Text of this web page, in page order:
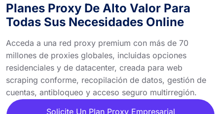
Planes Proxy De Alto Valor Para
Todas Sus Necesidades Online
Acceda a una red proxy premium con más de 70
millones de proxies globales, incluidas opciones
residenciales y de datacenter, creada para web
scraping conforme, recopilación de datos, gestión de
cuentas, antibloqueo y acceso seguro multirregión.
Solicite Un Plan Proxy Empresarial